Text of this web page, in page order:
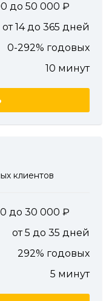
до 50 000
от 14 до 365 дней
0-292% годовых
10 минут
клиентов
до 30 000
от 5 до 35 дней
292% годовых
5 минут